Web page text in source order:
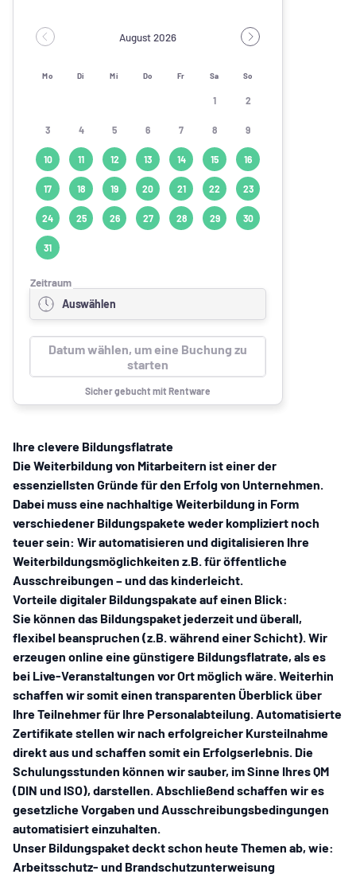
Beschreibung
Ihre clevere Bildungsflatrate
Die Weiterbildung von Mitarbeitern ist einer der
essenziellsten Gründe für den Erfolg von Unternehmen.
Dabei muss eine nachhaltige Weiterbildung in Form
verschiedener Bildungspakete weder kompliziert noch
teuer sein: Wir automatisieren und digitalisieren Ihre
Weiterbildungsmöglichkeiten z.B. für öffentliche
Ausschreibungen – und das kinderleicht.
Vorteiledigitaler Bildungspakate auf einen Blick:
Sie können das Bildungspaket jederzeit und überall,
flexibel beanspruchen (z.B. während einer Schicht). Wir
erzeugen online eine günstigere Bildungsflatrate, als es
bei Live-Veranstaltungen vor Ort möglich wäre. Weiterhin
schaffen wir somit einen transparenten Überblick über
Ihre Teilnehmer für Ihre Personalabteilung. Automatisierte
Zertifikate stellen wir nach erfolgreicher Kursteilnahme
direkt aus und schaffen somit ein Erfolgserlebnis. Die
Schulungsstunden können wir sauber, im Sinne Ihres QM
(DIN und ISO), darstellen. Abschließend schaffen wir es
gesetzliche Vorgaben und Ausschreibungsbedingungen
automatisiert einzuhalten.
Unser Bildungspaketdeckt schon heute Themen ab, wie:
Arbeitsschutz- und Brandschutzunterweisung